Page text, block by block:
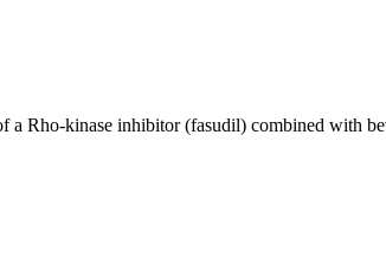
a Rho-kinase inhibitor (fasudil) combined with